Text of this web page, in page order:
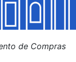
de Compras